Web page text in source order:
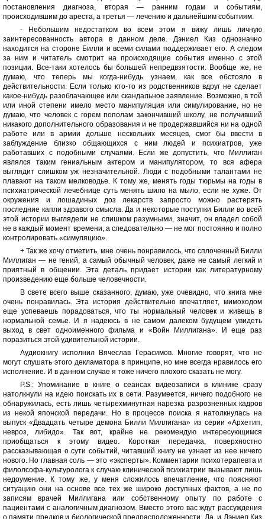
постановления диагноза, вторая — ранним годам и событиям,
происходившим до ареста, а третья — лечению и дальнейшим событиям.
- Небольшим недостатком во всем этом я вижу лишь личную
заинтересованность автора в данном деле. Дэниел Киз однозначно
находится на стороне Билли и всеми силами поддерживает его. А следом
за ним и читатель смотрит на происходящие события именно с этой
позиции. Все-таки хотелось бы большей непредвзятости. Вообще же, не
думаю, что теперь мы когда-нибудь узнаем, как все обстояло в
действительности. Если только кто-то из родственников вдруг не сделает
какое-нибудь разоблачающее или скандальное заявление. Возможно, в той
или иной степени имело место манипуляция или симулирование, но не
думаю, что человек с горем пополам закончивший школу, не получивший
никакого дополнительного образования и не продержавшийся ни на одной
работе или в армии дольше нескольких месяцев, смог бы ввести в
заблуждение близко общающихся с ним людей и психиатров, уже
работавших с подобными случаями. Если же допустить, что Миллиган
являлся таким гениальным актером и манипулятором, то вся афера
выглядит слишком уж незначительной. Люди с подобными талантами не
плавают на таком мелководье. К тому же, менять годы тюрьмы на годы в
психиатрической лечебнице суть менять шило на мыло, если не хуже. От
окружения и лошадиных доз лекарств запросто можно растерять
последние капли здравого смысла. Да и некоторые поступки Билли во всей
этой истории выглядели не слишком разумными, значит, он владел собой
не в каждый момент времени, а следовательно — не мог постоянно и полно
контролировать «симуляцию».
+ Так же хочу отметить, мне очень понравилось, что сплоченный Билли
Миллиган — не гений, а самый обычный человек, даже не самый легкий и
приятный в общении. Эта деталь придает истории как литературному
произведению еще больше человечности.
В свете всего выше сказанного, думаю, уже очевидно, что книга мне
очень понравилась. Эта история действительно впечатляет, мимоходом
еще успеваешь порадоваться, что ты нормальный человек и живешь в
нормальной семье. И я надеюсь в не самом далеком будущем увидеть
выход в свет одноименного фильма и «Войн Миллигана». И еще раз
поразиться этой удивительной истории.
Аудиокнигу исполнил Вячеслав Герасимов. Многие говорят, что не
могут слушать этого декламатора в принципе, но мне всегда нравилось его
исполнение. И в данном случае я тоже ничего плохого сказать не могу.
P.S.: Упоминание в книге о сеансах видеозаписи в клинике сразу
натолкнули на идею поискать их в сети. Разумеется, ничего подобного не
обнаружилась, есть лишь четырехминутная нарезка разрозненных кадров
из некой японской передачи. Но в процессе поиска я натолкнулась на
выпуск «Двадцать четыре демона Билли Миллигана» из серии «Архетип,
невроз, либидо». Так вот, крайне не рекомендую интересующимся
приобщаться к этому видео. Короткая передачка, поверхностно
рассказывающая о сути событий, читавший книгу не узнает из нее ничего
нового. Но главная соль — это «эксперты». Комментарии психотерапевта и
филолсофа-культуролога к случаю клинической психиатрии вызывают лишь
недоумение. К тому же, у меня сложилось впечатление, что поясняют
ситуацию они на основе все тех же широко доступных фактов, а не по
записям врачей Миллигана или собственному опыту по работе с
пациентами с аналогичным диагнозом. Вместо этого вас ждут рассуждения
о памяти предков и биологической предрасположенности. Да, и Дэниел Киз